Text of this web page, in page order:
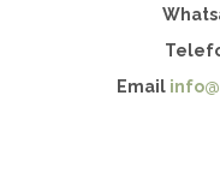
Email